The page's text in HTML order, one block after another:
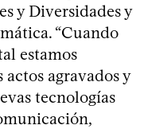
y Diversidades y
“Cuando
estamos
agravados y
tecnologías